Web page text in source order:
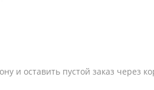
и оставить пустой заказ через